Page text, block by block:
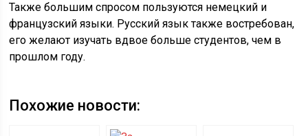
Также большим спросом пользуются немецкий и
французский языки. Русский язык также востребован,
его желают изучать вдвое больше студентов, чем в
прошлом году.
Похожие новости: